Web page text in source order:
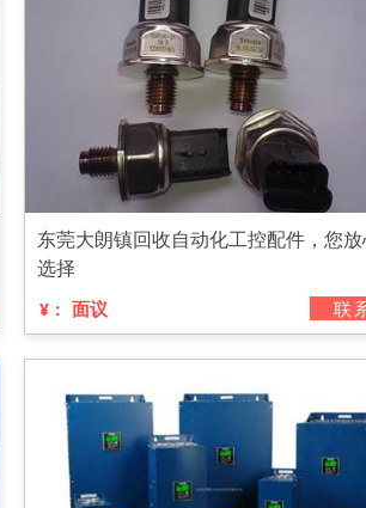
东莞大朗镇回收自动化工控配件，您
选择
¥： 面议 联